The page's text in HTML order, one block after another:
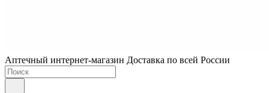
Аптечный интернет-магазин Доставка по всей России